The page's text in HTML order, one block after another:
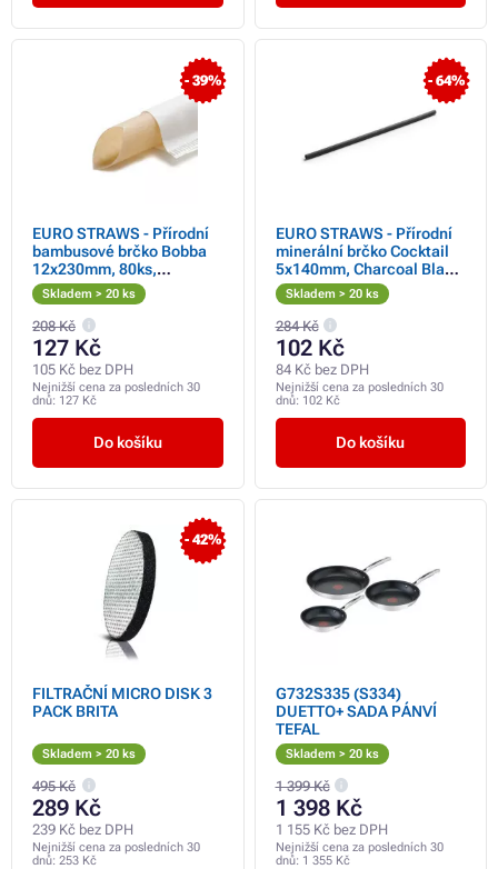
- 39%
EURO STRAWS - Přírodní
bambusové brčko Bobba
12x230mm, 80ks,
jednotlivě balená
Skladem > 20 ks
208 Kč
127 Kč
105 Kč bez DPH
Nejnižší cena za posledních 30
dnů: 127 Kč
Do košíku
- 64%
EURO STRAWS - Přírodní
minerální brčko Cocktail
5x140mm, Charcoal Black,
250ks
Skladem > 20 ks
284 Kč
102 Kč
84 Kč bez DPH
Nejnižší cena za posledních 30
dnů: 102 Kč
Do košíku
- 42%
FILTRAČNÍ MICRO DISK 3
PACK BRITA
Skladem > 20 ks
495 Kč
289 Kč
239 Kč bez DPH
Nejnižší cena za posledních 30
dnů: 253 Kč
G732S335 (S334)
DUETTO+ SADA PÁNVÍ
TEFAL
Skladem > 20 ks
1 399 Kč
1 398 Kč
1 155 Kč bez DPH
Nejnižší cena za posledních 30
dnů: 1 355 Kč